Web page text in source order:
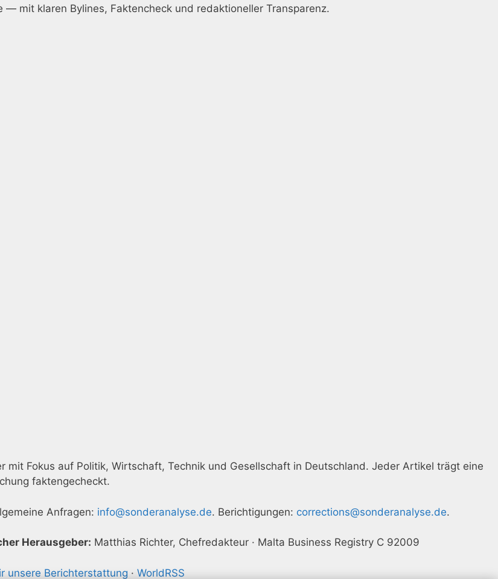
mit klaren Bylines, Faktencheck und redaktioneller Transparenz.
Fokus auf Politik, Wirtschaft, Technik und Gesellschaft in Deutschland. Jeder Artikel trägt eine
faktengecheckt.
Anfragen: info@sonderanalyse.de. Berichtigungen: corrections@sonderanalyse.de.
Herausgeber: Matthias Richter, Chefredakteur · Malta Business Registry C 92009
unsere Berichterstattung · WorldRSS